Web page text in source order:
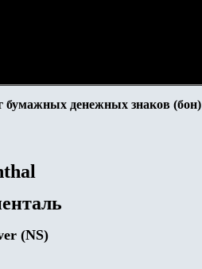
бумажных денежных знаков (бон)
(NS)